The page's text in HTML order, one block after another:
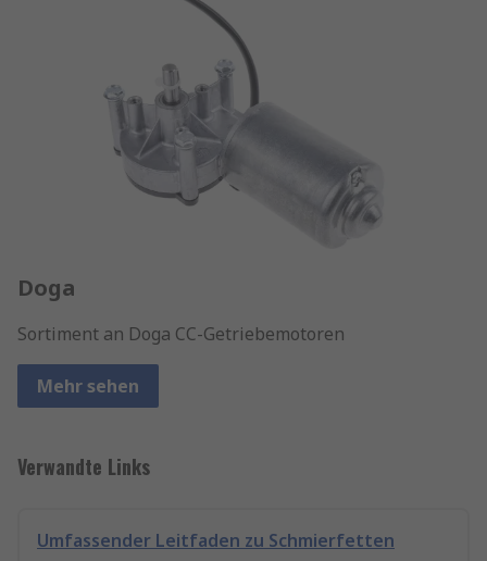
Doga
Sortiment an Doga CC-Getriebemotoren
Mehr sehen
Verwandte Links
Umfassender Leitfaden zu Schmierfetten